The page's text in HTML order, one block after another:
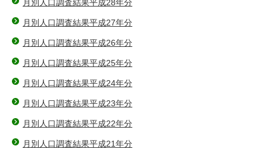
月別人口調査結果平成28年分
月別人口調査結果平成27年分
月別人口調査結果平成26年分
月別人口調査結果平成25年分
月別人口調査結果平成24年分
月別人口調査結果平成23年分
月別人口調査結果平成22年分
月別人口調査結果平成21年分